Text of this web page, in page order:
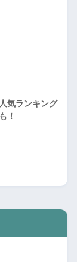
気ランキング
！